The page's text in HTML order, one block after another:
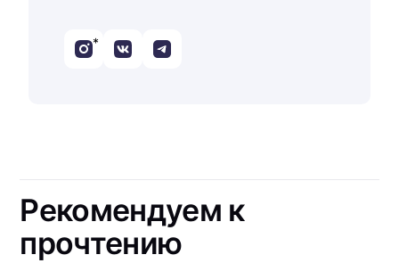
*
Рекомендуем к
прочтению